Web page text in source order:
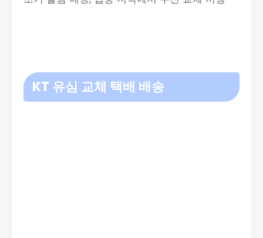
KT 유심 교체 택배 배송